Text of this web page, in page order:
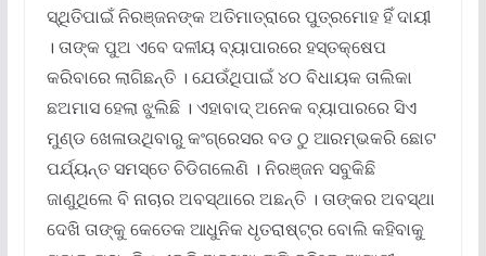
ସ୍ଥିତିପାଇଁ ନିରଞ୍ଜନଙ୍କ ଅତିମାତ୍ରାରେ ପୁତ୍ରମୋହ ହିଁ ଦାୟୀ
। ତାଙ୍କ ପୁଅ ଏବେ ଦଳୀୟ ବ୍ୟାପାରରେ ହସ୍ତକ୍ଷେପ
କରିବାରେ ଲାଗିଛନ୍ତି । ଯେଉଁଥିପାଇଁ ୪୦ ବିଧାୟକ ତାଲିକା
ଛଅମାସ ହେଲା ଝୁଲିଛି । ଏହାବାଦ୍‍ ଅନେକ ବ୍ୟାପାରରେ ସିଏ
ମୁଣ୍ଡ ଖେଳାଉଥିବାରୁ କଂଗ୍ରେସର ବଡ ଠୁ ଆରମ୍ଭକରି ଛୋଟ
ପର୍ଯ୍ୟନ୍ତ ସମସ୍ତେ ଚିଡିଗଲେଣି । ନିରଞ୍ଜନ ସବୁକିଛି
ଜାଣୁଥିଲେ ବି ନାଚାର ଅବସ୍ଥାରେ ଅଛନ୍ତି । ତାଙ୍କର ଅବସ୍ଥା
ଦେଖି ତାଙ୍କୁ କେତେକ ଆଧୁନିକ ଧୃତରାଷ୍ଟ୍ର ବୋଲି କହିବାକୁ